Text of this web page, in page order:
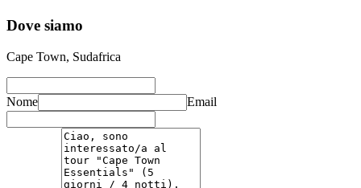
Dove siamo
Cape Town, Sudafrica
Nome Email